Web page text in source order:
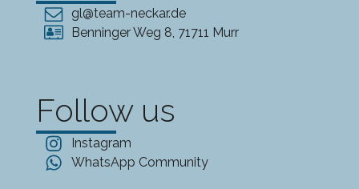
gl@team-neckar.de
Benninger Weg 8, 71711 Murr
Follow us
Instagram
WhatsApp Community